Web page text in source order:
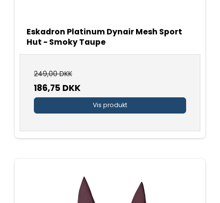
Eskadron Platinum Dynair Mesh Sport
Hut - Smoky Taupe
249,00 DKK
186,75 DKK
Vis produkt